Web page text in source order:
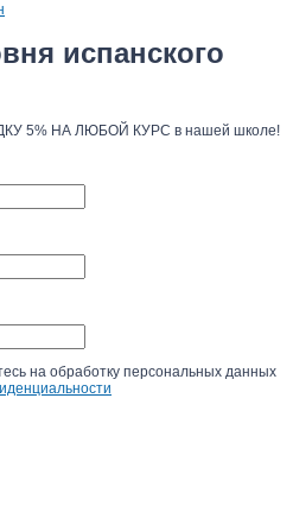
испанского
5% НА ЛЮБОЙ КУРС в нашей школе!
на обработку персональных данных